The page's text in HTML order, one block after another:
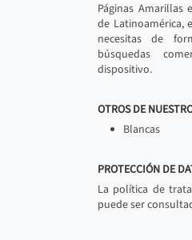
Páginas Amarillas
de Latinoamérica,
necesitas de
búsquedas
dispositivo.
OTROS DE
Blancas
PROTECCIÓN DE
La política de
puede ser